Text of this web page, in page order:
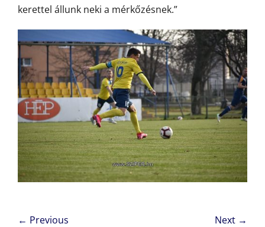
kerettel állunk neki a mérkőzésnek.”
Bejegyzés
← Previous
Next →